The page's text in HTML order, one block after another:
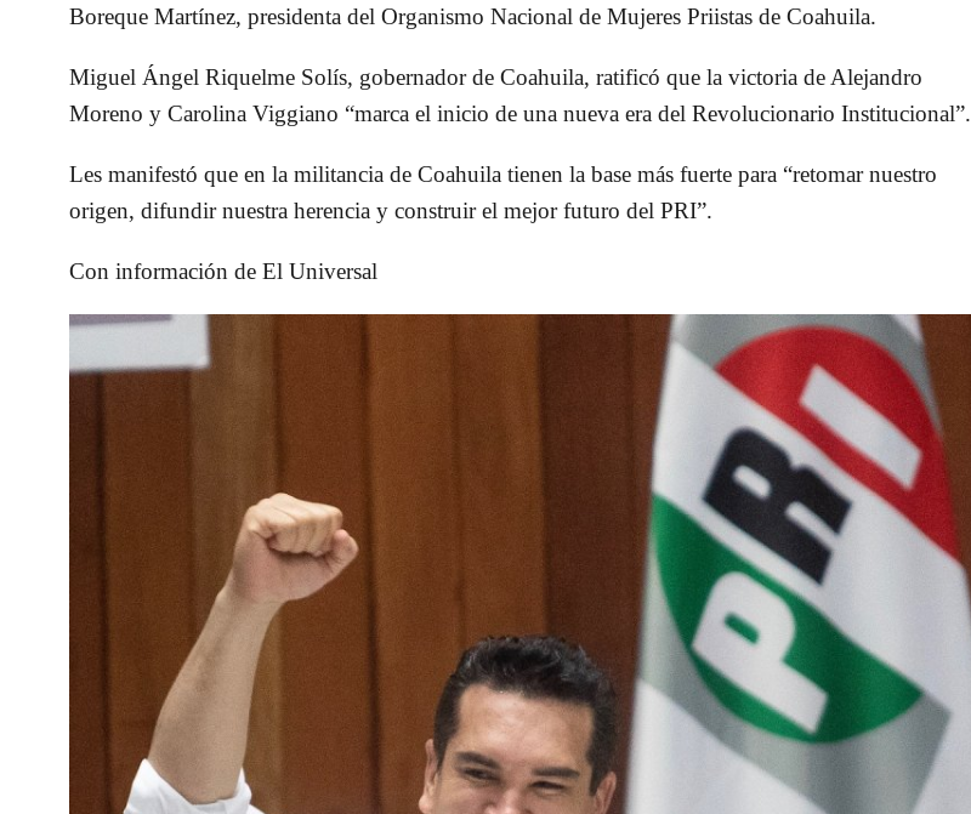
Boreque Martínez, presidenta del Organismo Nacional de Mujeres Priistas de Coahuila.
Miguel Ángel Riquelme Solís, gobernador de Coahuila, ratificó que la victoria de Alejandro
Moreno y Carolina Viggiano “marca el inicio de una nueva era del Revolucionario Institucional”.
Les manifestó que en la militancia de Coahuila tienen la base más fuerte para “retomar nuestro
origen, difundir nuestra herencia y construir el mejor futuro del PRI”.
Con información de El Universal